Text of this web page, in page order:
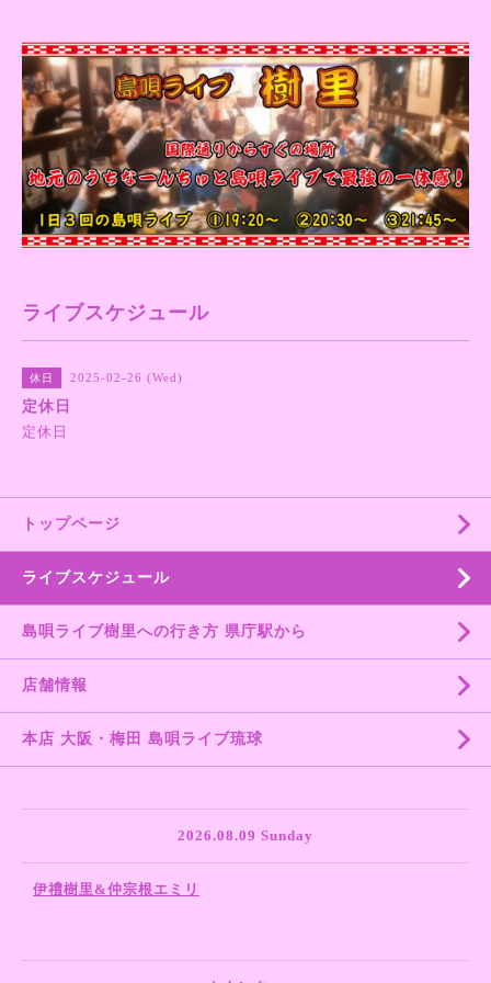
ライブスケジュール
休日 2025-02-26 (Wed)
定休日
定休日
トップページ
ライブスケジュール
島唄ライブ樹里への行き方 県庁駅から
店舗情報
本店 大阪・梅田 島唄ライブ琉球
2026.08.09 Sunday
伊禮樹里&仲宗根エミリ